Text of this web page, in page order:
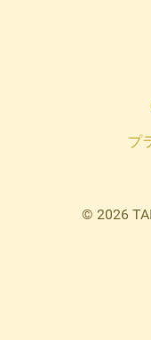
プ
© 2026